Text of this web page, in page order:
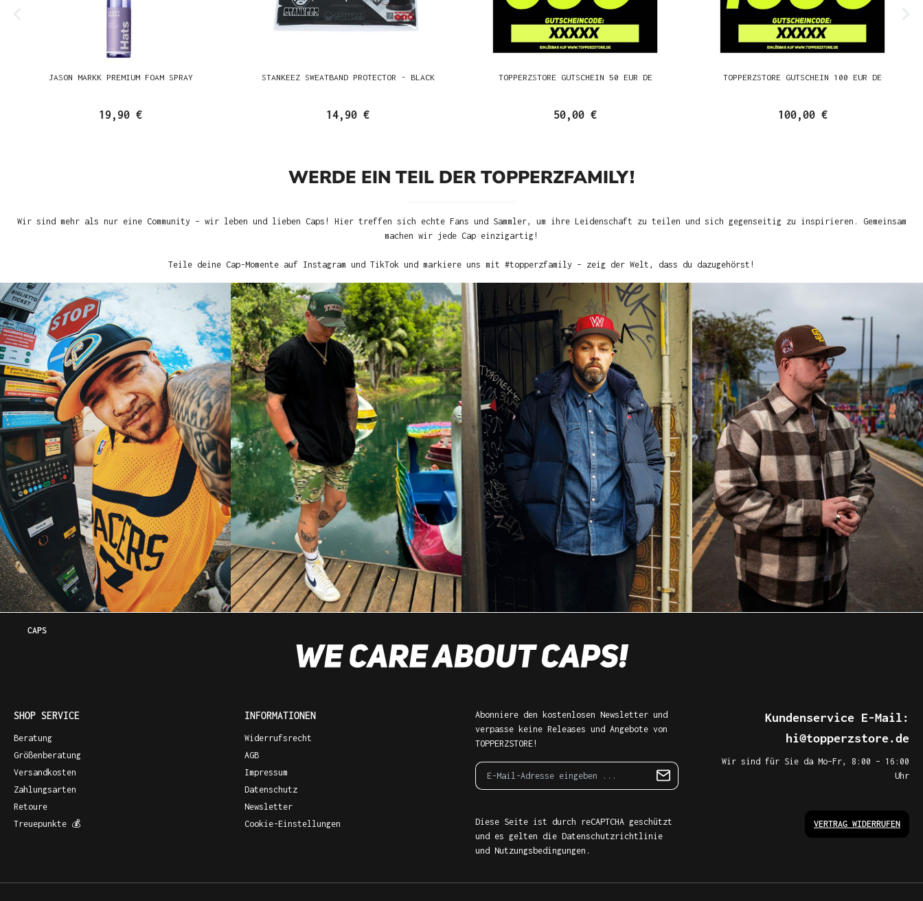
JASON MARKK PREMIUM FOAM SPRAY
19,90 €
STANKEEZ SWEATBAND PROTECTOR - BLACK
14,90 €
TOPPERZSTORE GUTSCHEIN 50 EUR DE
50,00 €
TOPPERZSTORE GUTSCHEIN 100 EUR DE
100,00 €
WERDE EIN TEIL DER TOPPERZFAMILY!
Wir sind mehr als nur eine Community – wir leben und lieben Caps! Hier treffen sich echte Fans und Sammler, um ihre Leidenschaft zu teilen und sich gegenseitig zu inspirieren. Gemeinsam
machen wir jede Cap einzigartig!
Teile deine Cap-Momente auf Instagram und TikTok und markiere uns mit #topperzfamily – zeig der Welt, dass du dazugehörst!
CAPS
SHOP SERVICE
Beratung
Größenberatung
Versandkosten
Zahlungsarten
Retoure
Treuepunkte 💰
INFORMATIONEN
Widerrufsrecht
AGB
Impressum
Datenschutz
Newsletter
Cookie-Einstellungen
Abonniere den kostenlosen Newsletter und
verpasse keine Releases und Angebote von
TOPPERZSTORE!
Diese Seite ist durch reCAPTCHA geschützt
und es gelten die Datenschutzrichtlinie
und Nutzungsbedingungen .
Kundenservice E-Mail:
hi@topperzstore.de
Wir sind für Sie da Mo–Fr, 8:00 – 16:00
Uhr
VERTRAG WIDERRUFEN